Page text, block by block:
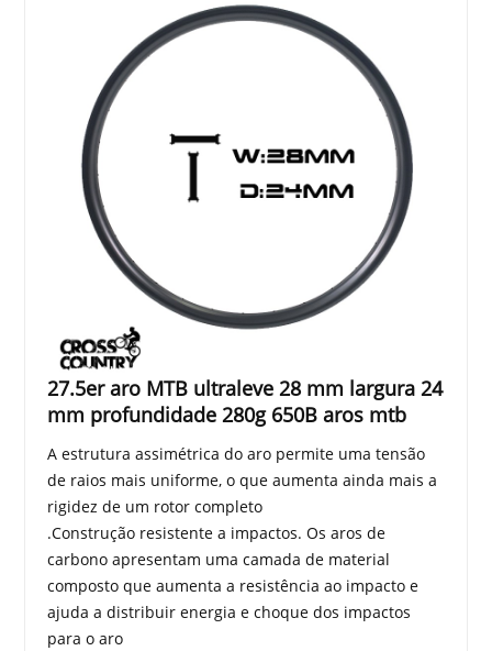
27.5er aro MTB ultraleve 28 mm largura 24
mm profundidade 280g 650B aros mtb
A estrutura assimétrica do aro permite uma tensão
de raios mais uniforme, o que aumenta ainda mais a
rigidez de um rotor completo
.Construção resistente a impactos. Os aros de
carbono apresentam uma camada de material
composto que aumenta a resistência ao impacto e
ajuda a distribuir energia e choque dos impactos
para o aro